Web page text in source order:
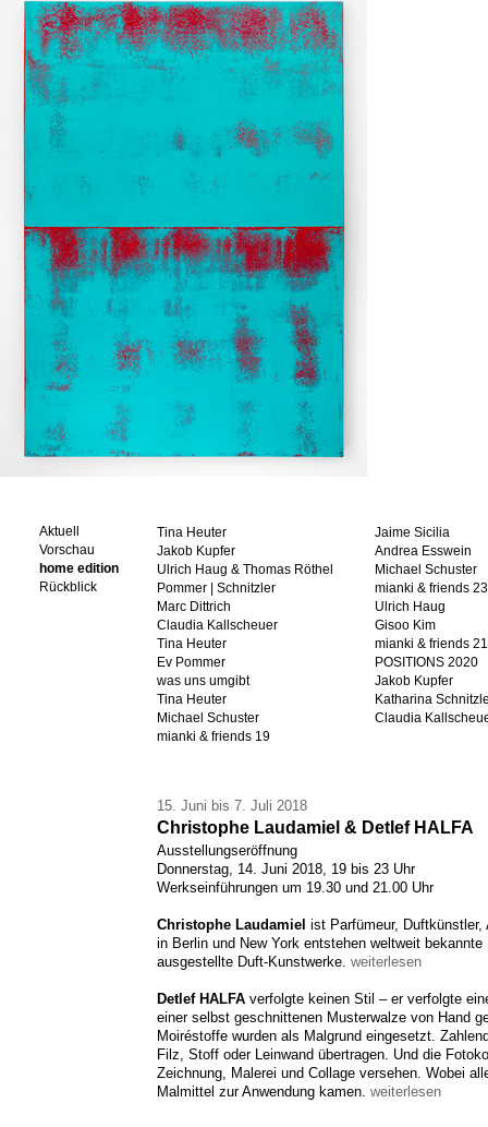
Tina Heuter
Jaime Sicilia
Jakob Kupfer
Andrea Esswein
Ulrich Haug & Thomas Röthel
Michael Schuster
Pommer | Schnitzler
mianki & friends 23
Marc Dittrich
Ulrich Haug
Claudia Kallscheuer
Gisoo Kim
Tina Heuter
mianki & friends 21
Ev Pommer
POSITIONS 2020
was uns umgibt
Jakob Kupfer
Tina Heuter
Katharina
Michael Schuster
Claudia
mianki & friends 19
Aktuell
Vorschau
home edition
Rückblick
15. Juni bis 7. Juli 2018
Christophe Laudamiel & Detlef HALFA
Ausstellungseröffnung
Donnerstag, 14. Juni 2018, 19 bis 23 Uhr
Werkseinführungen um 19.30 und 21.00 Uhr
Christophe Laudamiel ist Parfümeur,
in Berlin und New York entstehen weltweit
ausgestellte Duft-Kunstwerke. weiterlesen
Detlef HALFA verfolgte keinen Stil – er verfolgte
einer selbst geschnittenen Musterwalze von Hand
Moiréstoffe wurden als Malgrund eingesetzt.
Filz, Stoff oder Leinwand übertragen. Und die
Zeichnung, Malerei und Collage versehen. Wobei
Malmittel zur Anwendung kamen. weiterlesen